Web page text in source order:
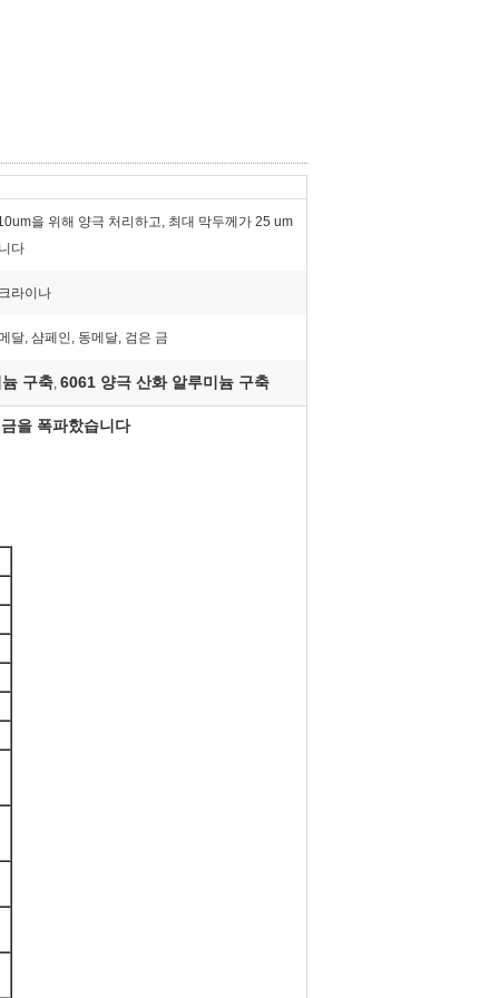
을 위해 양극 처리하고, 최대 막두께가 25 um
다
라이나
달, 샴페인, 동메달, 검은 금
구축, 6061 양극 산화 알루미늄 구축
을 폭파핬습니다